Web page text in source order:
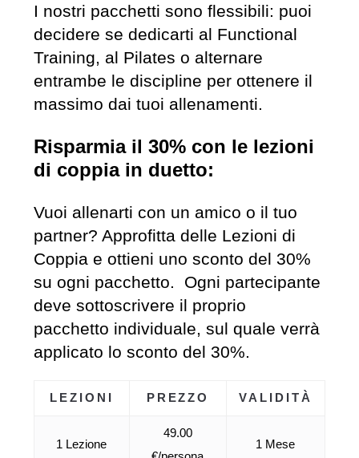
I nostri pacchetti sono flessibili: puoi
decidere se dedicarti al Functional
Training, al Pilates o alternare
entrambe le discipline per ottenere il
massimo dai tuoi allenamenti.
Risparmia il 30% con le lezioni
di coppia in duetto:
Vuoi allenarti con un amico o il tuo
partner? Approfitta delle Lezioni di
Coppia e ottieni uno sconto del 30%
su ogni pacchetto. Ogni partecipante
deve sottoscrivere il proprio
pacchetto individuale, sul quale verrà
applicato lo sconto del 30%.
LEZIONI PREZZO VALIDITÀ
1 Lezione
49.00
1 Mese